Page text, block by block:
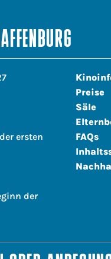
ersten
der
Preise
Säle
FAQs